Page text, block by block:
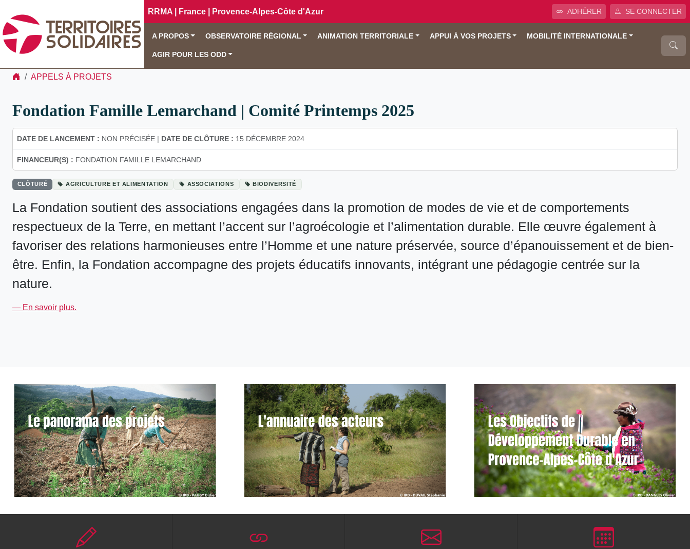
RRMA | France | Provence-Alpes-Côte d'Azur ADHÉRER SE CONNECTER
A PROPOS OBSERVATOIRE RÉGIONAL ANIMATION TERRITORIALE APPUI À VOS PROJETS MOBILITÉ INTERNATIONALE
AGIR POUR LES ODD
APPELS À PROJETS
Fondation Famille Lemarchand | Comité Printemps 2025
DATE DE LANCEMENT : NON PRÉCISÉE | DATE DE CLÔTURE : 15 DÉCEMBRE 2024
FINANCEUR(S) : FONDATION FAMILLE LEMARCHAND
CLÔTURÉ AGRICULTURE ET ALIMENTATION ASSOCIATIONS BIODIVERSITÉ
La Fondation soutient des associations engagées dans la promotion de modes de vie et de comportements
respectueux de la Terre, en mettant l’accent sur l’agroécologie et l’alimentation durable. Elle œuvre également à
favoriser des relations harmonieuses entre l’Homme et une nature préservée, source d’épanouissement et de bien-
être. Enfin, la Fondation accompagne des projets éducatifs innovants, intégrant une pédagogie centrée sur la
nature.
— En savoir plus.